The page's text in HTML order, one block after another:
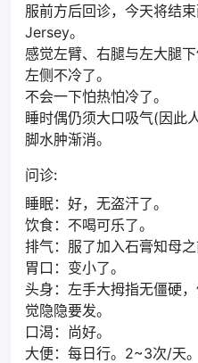
服前方后回诊，今天将结
Jersey。
感觉左臂、右腿与左大腿下
左侧不冷了。
不会一下怕热怕冷了。
睡时偶仍须大口吸气(因此
脚水肿渐消。
问诊:
睡眠：好，无盗汗了。
饮食：不喝可乐了。
排气：服了加入石膏知母之
胃口：变小了。
头身：左手大拇指无僵硬
觉隐隐要发。
口渴：尚好。
大便：每日行。2~3次/天。